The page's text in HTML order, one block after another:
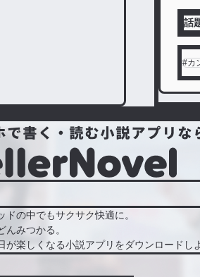
話
#カ
の中でもサクサク快適に。
んみつかる。
が楽しくなる小説アプリをダウンロードし